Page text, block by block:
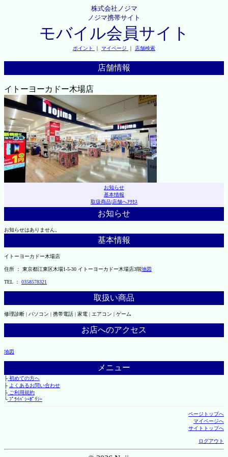
株式会社ノジマ
ノジマ携帯サイト
モバイル会員サイト
ポイント ｜ マイページ ｜ 店舗検索
店舗情報
イトーヨーカドー木場店
お知らせ
基本情報
取扱商品|店舗へｱｸｾｽ
お知らせ
お知らせはありません。
基本情報
イトーヨーカドー木場店
住所 ： 東京都江東区木場1-5-30 イトーヨーカドー木場店3階地図
TEL ： 0358578321
取扱い商品
修理診断 | パソコン | 携帯電話 | 家電 | エアコン | ゲーム
お店へのアクセス
地図
メニュー
├初めての方へ
├ よくあるお問い合わせ
├ご利用規約
└ﾌﾟﾗｲﾊﾞｼｰﾎﾟﾘｼｰ
ページトップへ
マイページへ
サイトトップへ
ログアウト